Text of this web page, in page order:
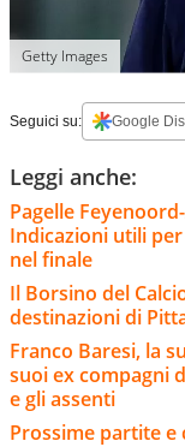
Getty Images
Seguici su: Google
Leggi anche:
Pagelle
Indicazioni utili
nel finale
Il Borsino del
destinazioni di
Franco Baresi, la
suoi ex compagni
e gli assenti
Prossime partite e